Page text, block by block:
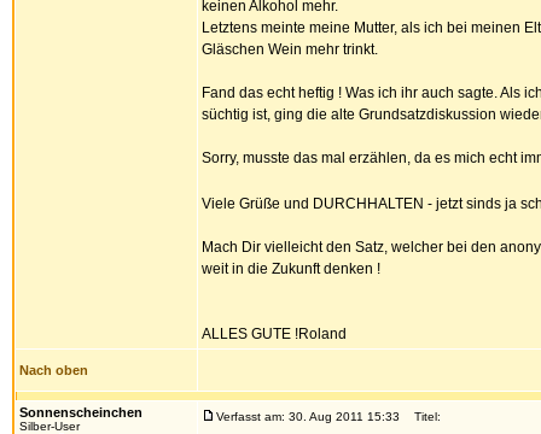
keinen Alkohol mehr.
Letztens meinte meine Mutter, als ich bei meinen
Gläschen Wein mehr trinkt.
Fand das echt heftig ! Was ich ihr auch sagte. Als
süchtig ist, ging die alte Grundsatzdiskussion
Sorry, musste das mal erzählen, da es mich echt
Viele Grüße und DURCHHALTEN - jetzt sinds ja
Mach Dir vielleicht den Satz, welcher bei den
weit in die Zukunft denken !
ALLES GUTE !Roland
Nach oben
Sonnenscheinchen
Silber-User
Verfasst am: 30. Aug 2011 15:33 Titel: